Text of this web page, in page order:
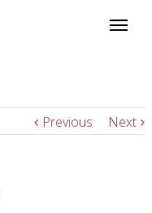
Previous Next